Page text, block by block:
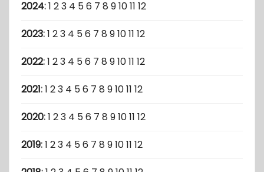
2024:1 23 4 56 7 8 91011 12
2023:1 23 4 56 7 8 91011 12
2022:1 23 4 56 7 8 91011 12
2021:1 23 4 56 7 8 91011 12
2020:1 23 4 56 7 8 91011 12
2019:1 23 4 56 7 8 91011 12